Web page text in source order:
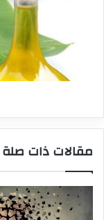
مقالات ذات صلة